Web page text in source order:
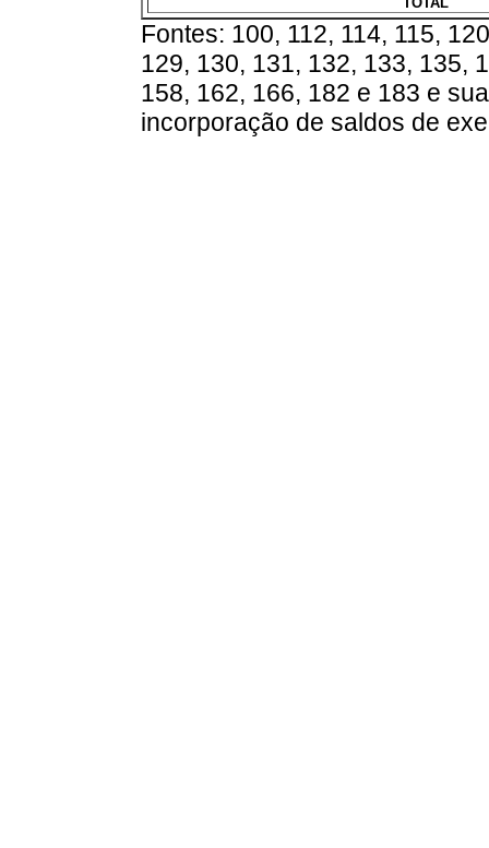
Fontes: 100, 112, 114, 115,
129, 130, 131, 132, 133, 135,
158, 162, 166, 182 e 183 e
incorporação de saldos de